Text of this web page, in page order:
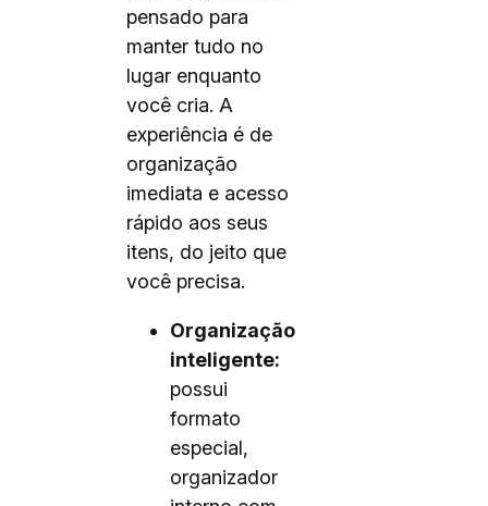
pensado para
manter tudo no
lugar enquanto
você cria. A
experiência é de
organização
imediata e acesso
rápido aos seus
itens, do jeito que
você precisa.
Organização
inteligente:
possui
formato
especial,
organizador